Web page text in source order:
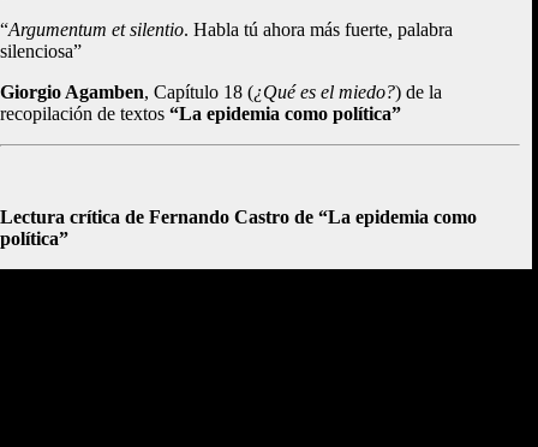
“Argumentum et silentio. Habla tú ahora más fuerte, palabra
silenciosa”
Giorgio Agamben, Capítulo 18 (¿Qué es el miedo?) de la
recopilación de textos “La epidemia como política”
Lectura crítica de Fernando Castro de “La epidemia como
política”